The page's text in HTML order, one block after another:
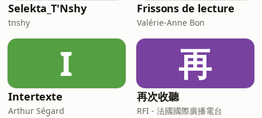
Selekta_T'Nshy
tnshy
Frissons de lecture
Valérie-Anne Bon
I
Intertexte
Arthur Ségard
再
再次收聽
RFI - 法國國際廣播電台